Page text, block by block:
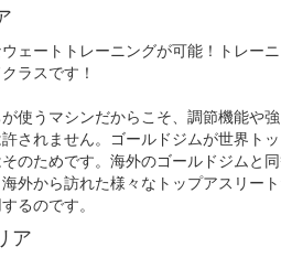
ェートトレーニングが可能！トレー
クラスです！
使うマシンだからこそ、調節機能や強
されません。ゴールドジムが世界ト
のためです。海外のゴールドジムと
外から訪れた様々なトップアスリー
るのです。
ア